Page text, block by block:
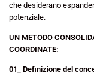
che desiderano
potenziale.
UN METODO
COORDINATE:
01_ Definizione del